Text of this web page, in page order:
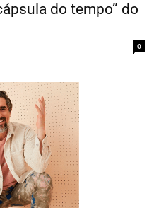
do tempo” do
0